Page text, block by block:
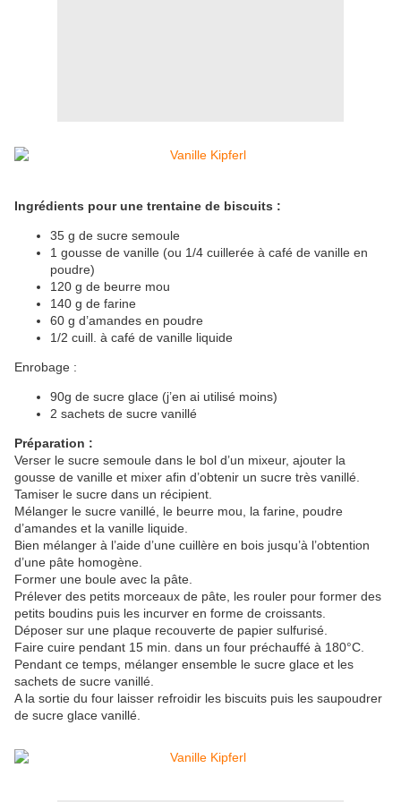
Ingrédients pour une trentaine de biscuits :
35 g de sucre semoule
1 gousse de vanille (ou 1/4 cuillerée à café de vanille en
poudre)
120 g de beurre mou
140 g de farine
60 g d’amandes en poudre
1/2 cuill. à café de vanille liquide
Enrobage :
90g de sucre glace (j’en ai utilisé moins)
2 sachets de sucre vanillé
Préparation :
Verser le sucre semoule dans le bol d’un mixeur, ajouter la
gousse de vanille et mixer afin d’obtenir un sucre très vanillé.
Tamiser le sucre dans un récipient.
Mélanger le sucre vanillé, le beurre mou, la farine, poudre
d’amandes et la vanille liquide.
Bien mélanger à l’aide d’une cuillère en bois jusqu’à l’obtention
d’une pâte homogène.
Former une boule avec la pâte.
Prélever des petits morceaux de pâte, les rouler pour former des
petits boudins puis les incurver en forme de croissants.
Déposer sur une plaque recouverte de papier sulfurisé.
Faire cuire pendant 15 min. dans un four préchauffé à 180°C.
Pendant ce temps, mélanger ensemble le sucre glace et les
sachets de sucre vanillé.
A la sortie du four laisser refroidir les biscuits puis les saupoudrer
de sucre glace vanillé.